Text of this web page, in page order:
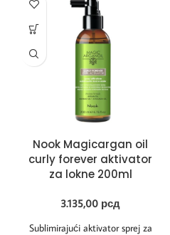
Nook Magicargan oil
curly forever aktivator
za lokne 200ml
3.135,00 рсд
Sublimirajući aktivator sprej za